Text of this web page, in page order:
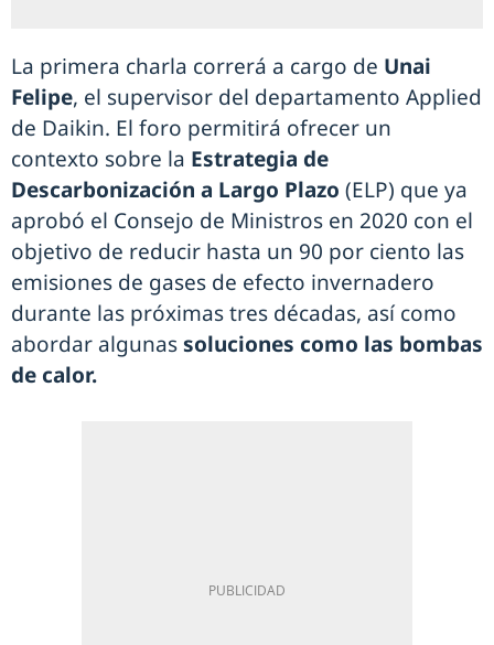
La primera charla correrá a cargo de Unai
Felipe, el supervisor del departamento Applied
de Daikin. El foro permitirá ofrecer un
contexto sobre la Estrategia de
Descarbonización a Largo Plazo (ELP) que ya
aprobó el Consejo de Ministros en 2020 con el
objetivo de reducir hasta un 90 por ciento las
emisiones de gases de efecto invernadero
durante las próximas tres décadas, así como
abordar algunassoluciones como las bombas
de calor.